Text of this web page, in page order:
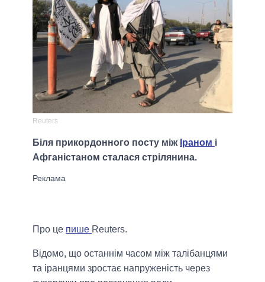
Reuters
Біля прикордонного посту між Іраном і
Афганістаном сталася стрілянина.
Про це пише Reuters.
Відомо, що останнім часом між талібанцями
та іранцями зростає напруженість через